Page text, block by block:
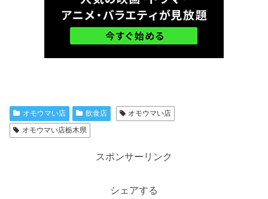
オモウマい店 飲食店
オモウマい店
オモウマい店栃木県
スポンサーリンク
シェアする